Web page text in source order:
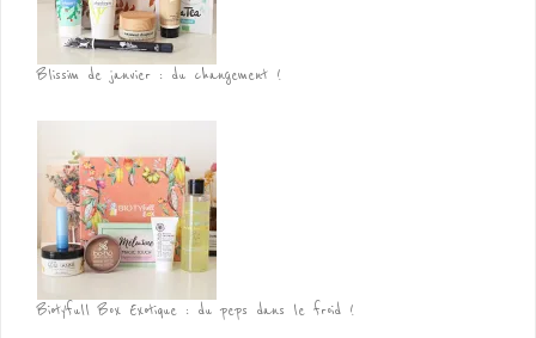
Blissim de janvier : du changement !
Biotyfull Box Exotique : du peps dans le froid !